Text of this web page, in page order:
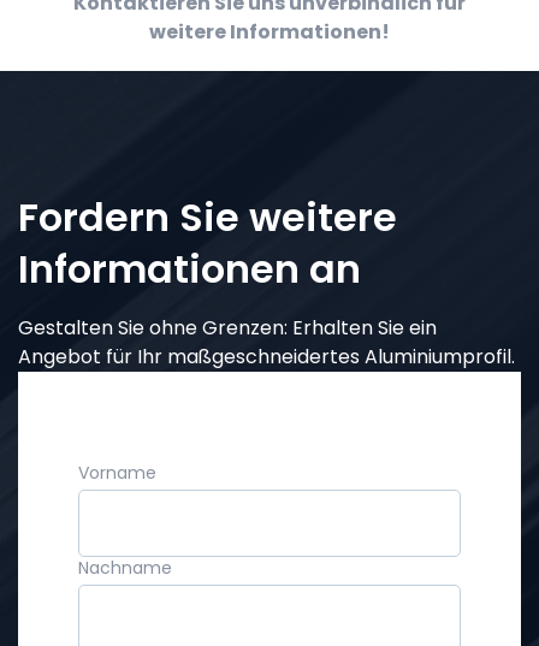
weitere Informationen!
Fordern Sie weitere
Informationen an
Gestalten Sie ohne Grenzen: Erhalten Sie ein
Angebot für Ihr maßgeschneidertes Aluminiumprofil.
Vorname
Nachname